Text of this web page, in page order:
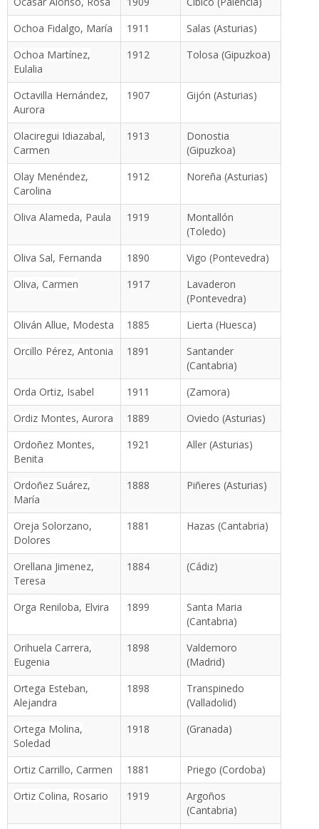
Ochoa Fidalgo, María
1911
Salas (Asturias)
Ochoa Martínez,
Eulalia
1912 Tolosa (Gipuzkoa)
Octavilla Hernández,
Aurora
1907 Gijón (Asturias)
Olaciregui Idiazabal,
Carmen
1913
Donostia
(Gipuzkoa)
Olay Menéndez,
Carolina
1912 Noreña (Asturias)
Oliva Alameda, Paula 1919
Montallón
(Toledo)
Oliva Sal, Fernanda
1890
Vigo (Pontevedra)
Oliva, Carmen
1917
Lavaderon
(Pontevedra)
Oliván Allue, Modesta
1885
Lierta (Huesca)
Orcillo Pérez, Antonia
1891
Santander
(Cantabria)
Orda Ortiz, Isabel
1911
(Zamora)
Ordiz Montes, Aurora
1889
Oviedo (Asturias)
Ordoñez Montes,
Benita
1921 Aller (Asturias)
Ordoñez Suárez,
María
1888 Piñeres (Asturias)
Oreja Solorzano,
Dolores
1881 Hazas (Cantabria)
Orellana Jimenez,
Teresa
1884 (Cádiz)
Orga Reniloba, Elvira 1899
Santa Maria
(Cantabria)
Orihuela Carrera,
Eugenia
1898
Valdemoro
(Madrid)
Ortega Esteban,
Alejandra
1898
Transpinedo
(Valladolid)
Ortega Molina,
Soledad
1918 (Granada)
Ortiz Carrillo, Carmen 1881
Priego (Cordoba)
Ortiz Colina, Rosario
1919
Argoños
(Cantabria)